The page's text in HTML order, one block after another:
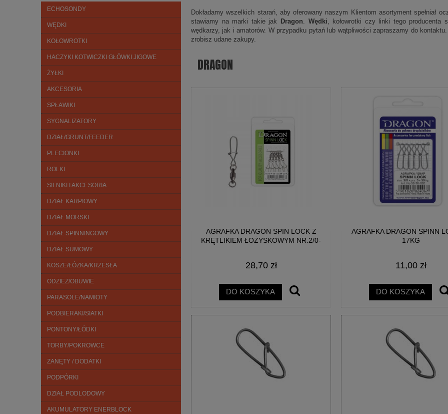
ECHOSONDY
WĘDKI
KOŁOWROTKI
HACZYKI KOTWICZKI GŁÓWKI JIGOWE
ŻYŁKI
AKCESORIA
SPŁAWIKI
SYGNALIZATORY
DZIAŁ/GRUNT/FEEDER
PLECIONKI
ROLKI
SILNIKI I AKCESORIA
DZIAŁ KARPIOWY
DZIAŁ MORSKI
DZIAŁ SPINNINGOWY
DZIAŁ SUMOWY
KOSZE/ŁÓŻKA/KRZESŁA
ODZIEŻ/OBUWIE
PARASOLE/NAMIOTY
PODBIERAKI/SIATKI
PONTONY/ŁÓDKI
TORBY/POKROWCE
ZANĘTY / DODATKI
PODPÓRKI
DZIAŁ PODLODOWY
AKUMULATORY ENERBLOCK
Dokładamy wszelkich starań, aby oferowany naszym Klientom asortyment spełniał
stawiamy na marki takie jak
Dragon Wędki , kołowrotki czy linki tego
wędkarzy, jak i amatorów. W przypadku pytań lub wątpliwości zapraszamy do
zrobisz udane zakupy.
DRAGON
AGRAFKA DRAGON SPIN LOCK Z
KRĘTLIKIEM ŁOŻYSKOWYM NR.2/0-
28,70 zł
DO KOSZYKA
AGRAFKA DRAGON SPINN
17KG
11,00 zł
DO KOSZYKA